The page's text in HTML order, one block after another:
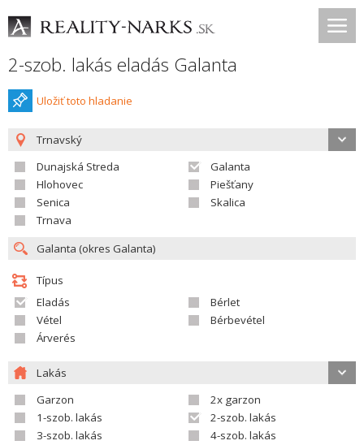
2-szob. lakás eladás Galanta
Uložiť toto hladanie
Trnavský
Dunajská Streda
Galanta
Hlohovec
Piešťany
Senica
Skalica
Trnava
Típus
Eladás
Bérlet
Vétel
Bérbevétel
Árverés
Lakás
Garzon
2x garzon
1-szob. lakás
2-szob. lakás
3-szob. lakás
4-szob. lakás